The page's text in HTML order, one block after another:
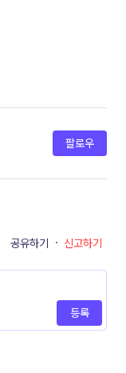
팔로우
공유하기 · 신고하기
등록